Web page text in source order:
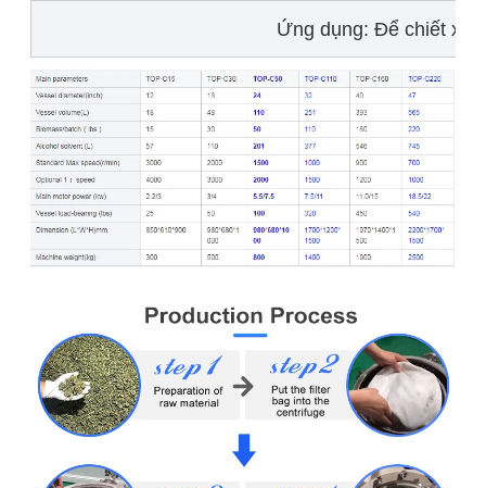
Ứng dụng: Để chiết